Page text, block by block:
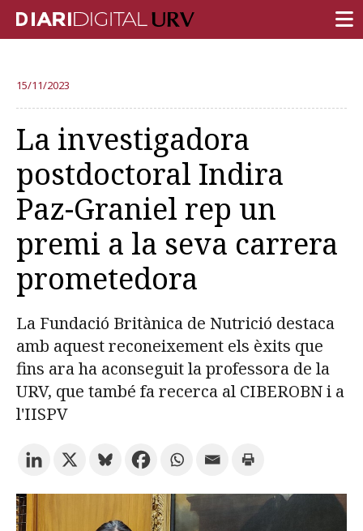
RECERCA
DOCÈNCIA
INSTITUCIÓ
VIDA AL CAMPUS
COMUNITAT URV
REPORTATGES
Subscriu-te als butlletins de la URV
CATALÀ ESPAÑOL ENGLISH
15/11/2023
La investigadora
postdoctoral Indira
Paz-Graniel rep un
premi a la seva carrera
prometedora
La Fundació Britànica de Nutrició destaca
amb aquest reconeixement els èxits que
fins ara ha aconseguit la professora de la
URV, que també fa recerca al CIBEROBN i a
l'IISPV